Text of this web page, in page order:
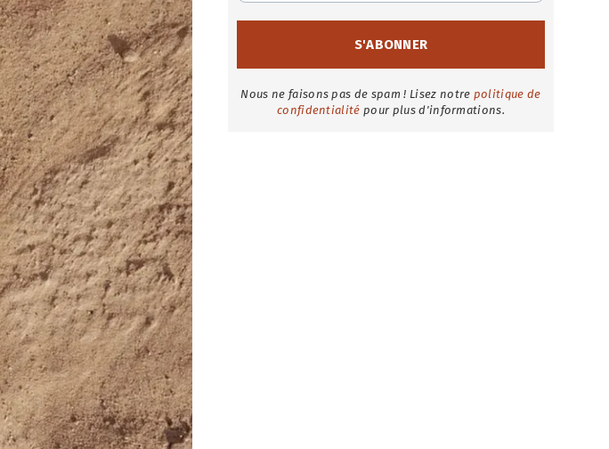
Nous ne faisons pas de spam ! Lisez notre politique de
confidentialité pour plus d'informations.